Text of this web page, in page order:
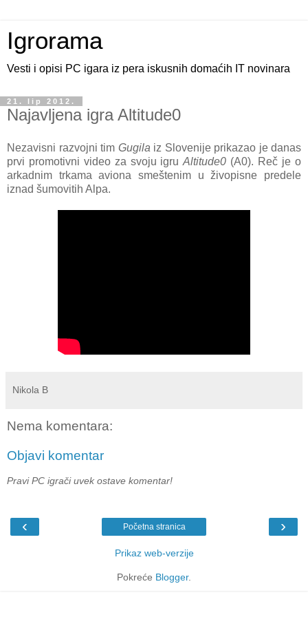
Igrorama
Vesti i opisi PC igara iz pera iskusnih domaćih IT novinara
21. lip 2012.
Najavljena igra Altitude0
Nezavisni razvojni tim Gugila iz Slovenije prikazao je danas
prvi promotivni video za svoju igruAltitude0 (A0). Reč je o
arkadnim trkama aviona smeštenim u živopisne predele
iznad šumovitih Alpa.
Nikola B
Nema komentara:
Objavi komentar
Pravi PC igrači uvek ostave komentar!
‹ ›
Početna stranica
Prikaz web-verzije
Pokreće Blogger.